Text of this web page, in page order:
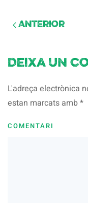
Anterior
Deixa un
L'adreça electrònica
estan marcats amb*
COMENTARI